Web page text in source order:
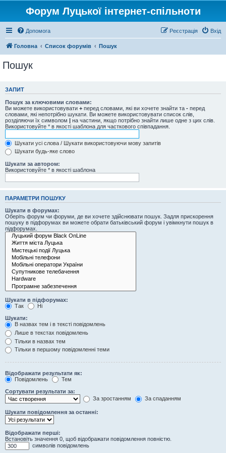
Форум Луцької інтернет-спільноти
Допомога Вхід
Реєстрація
Головна Список форумів Пошук
Пошук
ЗАПИТ
Пошук за ключовими словами:
Ви можете використовувати + перед словами, які ви хочете знайти та - перед
словами, які непотрібно шукати. Ви можете використовувати список слів,
розділяючи їх символом | на частини, якщо потрібно знайти лише одне з цих слів.
Використовуйте * в якості шаблона для часткового співпадання.
Шукати усі слова / Шукати використовуючи мову запитів
Шукати будь-яке слово
Шукати за автором:
Використовуйте * в якості шаблона
ПАРАМЕТРИ ПОШУКУ
Шукати в форумах:
Оберіть форум чи форуми, де ви хочете здійснювати пошук. Задля прискорення
пошуку в підфорумах ви можете обрати батьківський форум і увімкнути пошук в
підфорумах.
Шукати в підфорумах:
Так
Ні
Шукати:
В назвах тем і в тексті повідомлень
Лише в текстах повідомлень
Тільки в назвах тем
Тільки в першому повідомленні теми
Відображати результати як:
Повідомлень
Тем
Сортувати результати за:
За зростанням
За спаданням
Шукати повідомлення за останні:
Відображати перші:
Встановіть значення 0, щоб відображати повідомлення повністю.
символів повідомлень